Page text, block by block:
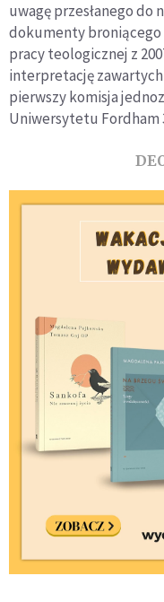
uwagę przesłanego do
dokumenty
pracy teologicznej z
interpretację zawartych
pierwszy komisja
Uniwersytetu Fordham